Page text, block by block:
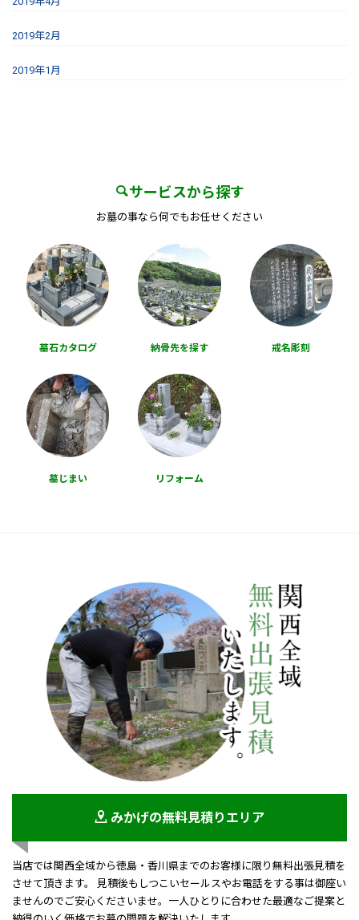
2019年2月
2019年1月
サービスから探す
お墓の事なら何でもお任せください
墓石カタログ 納骨先を探す 戒名彫刻
墓じまい リフォーム
みかげの無料見積りエリア
当店では関西全域から徳島・香川県までのお客様に限り無料出張見積を
させて頂きます。 見積後もしつこいセールスやお電話をする事は御座い
ませんのでご安心くださいませ。一人ひとりに合わせた最適なご提案と